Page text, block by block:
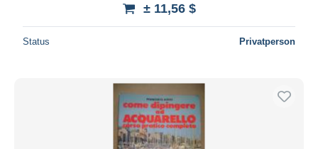
± 11,56 $
Status Privatperson